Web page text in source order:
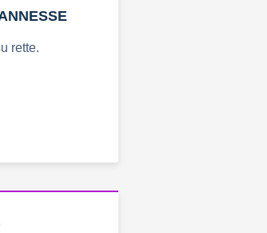
rette.